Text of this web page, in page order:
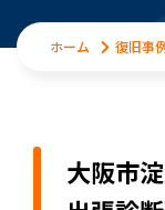
ホーム 復旧事
大阪市